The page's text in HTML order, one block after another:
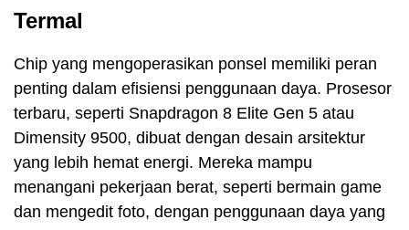
Termal
Chip yang mengoperasikan ponsel memiliki peran
penting dalam efisiensi penggunaan daya. Prosesor
terbaru, seperti Snapdragon 8 Elite Gen 5 atau
Dimensity 9500, dibuat dengan desain arsitektur
yang lebih hemat energi. Mereka mampu
menangani pekerjaan berat, seperti bermain game
dan mengedit foto, dengan penggunaan daya yang